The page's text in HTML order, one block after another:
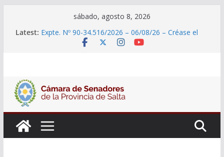
sábado, agosto 8, 2026
Latest: Expte. Nº 90-34.516/2026 – 06/08/26 – Créase el
Ente Salteño de Protección y Control Vegetal
violencia en las redes
Expte. N° 90-34.517/2026 – 06/08/26 – Fiesta
patronal San Roque